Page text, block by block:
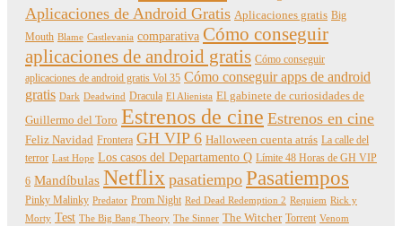
Aplicaciones de Android Gratis Aplicaciones gratis Big
Mouth Blame Castlevania comparativa Cómo conseguir
aplicaciones de android gratis Cómo conseguir
aplicaciones de android gratis Vol 35 Cómo conseguir apps de android
gratis Dark Deadwind Dracula El Alienista El gabinete de curiosidades de
Guillermo del Toro Estrenos de cine Estrenos en cine
Feliz Navidad Frontera GH VIP 6 Halloween cuenta atrás La calle del
terror Last Hope Los casos del Departamento Q Límite 48 Horas de GH VIP
6 Mandíbulas Netflix pasatiempo Pasatiempos
Pinky Malinky Predator Prom Night Red Dead Redemption 2 Requiem Rick y
Morty Test The Big Bang Theory The Sinner The Witcher Torrent Venom